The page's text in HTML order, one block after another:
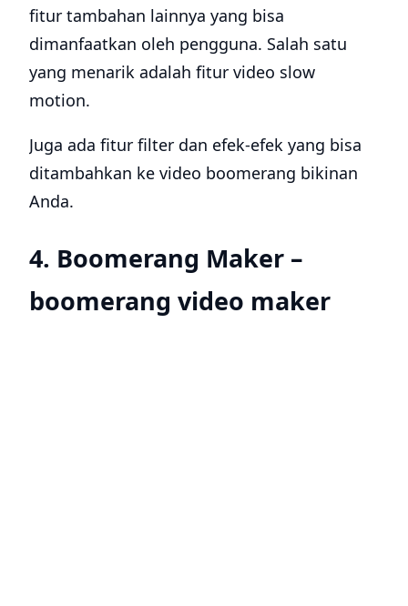
fitur tambahan lainnya yang bisa
dimanfaatkan oleh pengguna. Salah satu
yang menarik adalah fitur video slow
motion.
Juga ada fitur filter dan efek-efek yang bisa
ditambahkan ke video boomerang bikinan
Anda.
4. Boomerang Maker –
boomerang video maker